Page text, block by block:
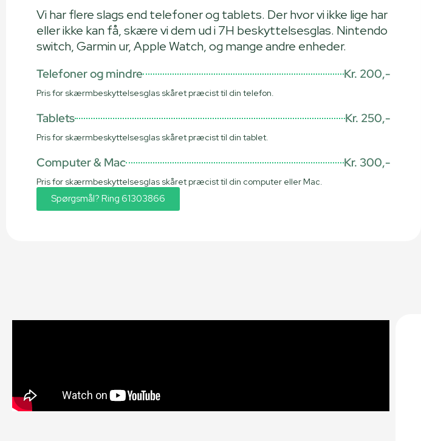
Vi har flere slags end telefoner og tablets. Der hvor vi ikke lige har
eller ikke kan få, skære vi dem ud i 7H beskyttelsesglas. Nintendo
switch, Garmin ur, Apple Watch, og mange andre enheder.
Telefoner og mindre Kr. 200,-
Pris for skærmbeskyttelsesglas skåret præcist til din telefon.
Tablets Kr. 250,-
Pris for skærmbeskyttelsesglas skåret præcist til din tablet.
Computer & Mac Kr. 300,-
Pris for skærmbeskyttelsesglas skåret præcist til din computer eller Mac.
Spørgsmål? Ring 61303866